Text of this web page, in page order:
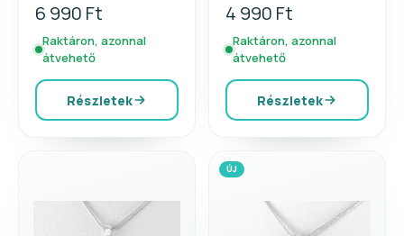
6 990 Ft
Raktáron, azonnal
átvehető
Részletek
4 990 Ft
Raktáron, azonnal
átvehető
Részletek
ÚJ